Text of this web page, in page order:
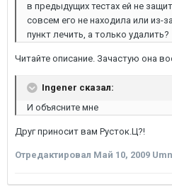
в предыдущих тестах ей не
совсем его не находила или из-
пункт лечить, а только удалить?
Читайте описание. Зачастую она
Ingener сказал:
И объясните мне
Друг приносит вам Русток.Ц?!
Отредактировал Май 10, 2009